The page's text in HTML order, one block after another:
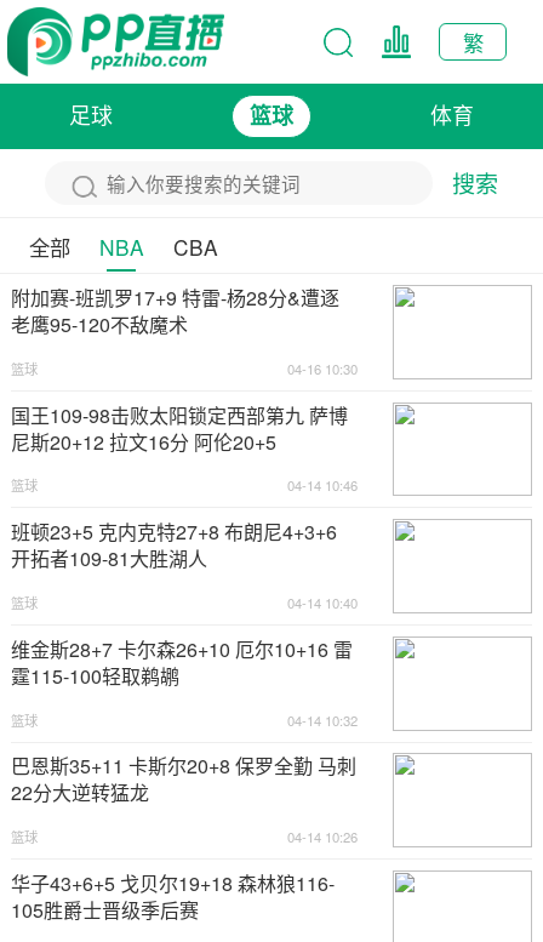
繁
足球 篮球 体育
搜索
全部 NBA CBA
附加赛-班凯罗17+9 特雷-杨28分&遭逐
老鹰95-120不敌魔术
篮球 04-16 10:30
国王109-98击败太阳锁定西部第九 萨博
尼斯20+12 拉文16分 阿伦20+5
篮球 04-14 10:46
班顿23+5 克内克特27+8 布朗尼4+3+6
开拓者109-81大胜湖人
篮球 04-14 10:40
维金斯28+7 卡尔森26+10 厄尔10+16 雷
霆115-100轻取鹈鹕
篮球 04-14 10:32
巴恩斯35+11 卡斯尔20+8 保罗全勤 马刺
22分大逆转猛龙
篮球 04-14 10:26
华子43+6+5 戈贝尔19+18 森林狼116-
105胜爵士晋级季后赛